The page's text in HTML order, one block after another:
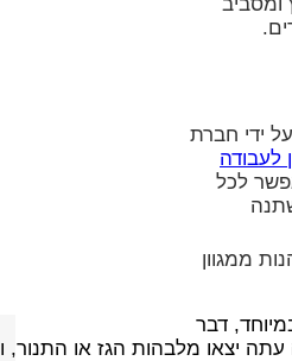
על ידי חברת
לעבודה
לכל
ממגוון
דבר
יצאו מלבהות הגז או התנור,